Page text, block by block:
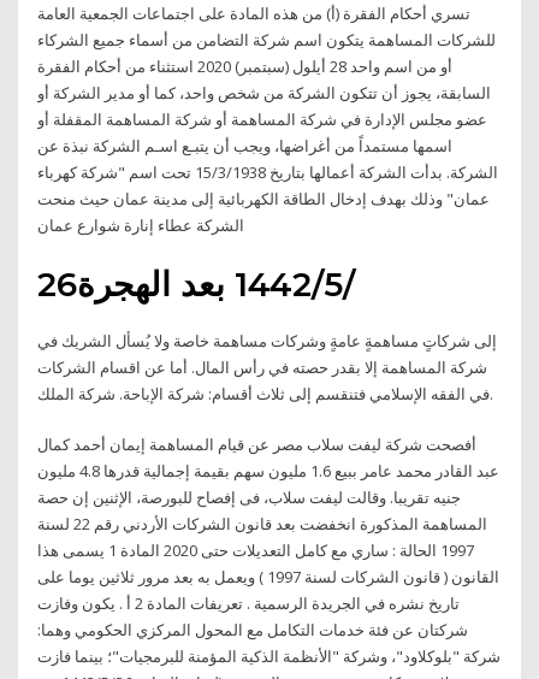
تسري أحكام الفقرة (أ) من هذه المادة على اجتماعات الجمعية العامة
للشركات المساهمة يتكون اسم شركة التضامن من أسماء جميع الشركاء
أو من اسم واحد 28 أيلول (سبتمبر) 2020 استثناء من أحكام الفقرة
السابقة، يجوز أن تتكون الشركة من شخص واحد، كما أو مدير الشركة أو
عضو مجلس الإدارة في شركة المساهمة أو شركة المساهمة المقفلة أو
اسمها مستمداً من أغراضها، ويجب أن يتبـع اسـم الشركة نبذة عن
الشركة. بدأت الشركة أعمالها بتاريخ 15/3/1938 تحت اسم "شركة كهرباء
عمان" وذلك بهدف إدخال الطاقة الكهربائية إلى مدينة عمان حيث منحت
26‏‏/5‏‏/1442 بعد الهجرة
إلى شركاتٍ مساهمةٍ عامةٍ وشركات مساهمة خاصة ولا يُسأل الشريك في
شركة المساهمة إلا بقدر حصته في رأس المال. أما عن اقسام الشركات
في الفقه الإسلامي فتنقسم إلى ثلاث أقسام: شركة الإباحة. شركة الملك.
أفصحت شركة ليفت سلاب مصر عن قيام المساهمة إيمان أحمد كمال
عبد القادر محمد عامر ببيع 1.6 مليون سهم بقيمة إجمالية قدرها 4.8 مليون
جنيه تقريبا. وقالت ليفت سلاب، فى إفصاح للبورصة، الإثنين إن حصة
المساهمة المذكورة انخفضت بعد قانون الشركات الأردني رقم 22 لسنة
1997 الحالة : ساري مع كامل التعديلات حتى 2020 المادة 1 يسمى هذا
القانون ( قانون الشركات لسنة 1997 ) ويعمل به بعد مرور ثلاثين يوما على
تاريخ نشره في الجريدة الرسمية . تعريفات المادة 2 أ . يكون وفازت
شركتان عن فئة خدمات التكامل مع المحول المركزي الحكومي وهما:
شركة "بلوكلاود"، وشركة "الأنظمة الذكية المؤمنة للبرمجيات"؛ بينما فازت